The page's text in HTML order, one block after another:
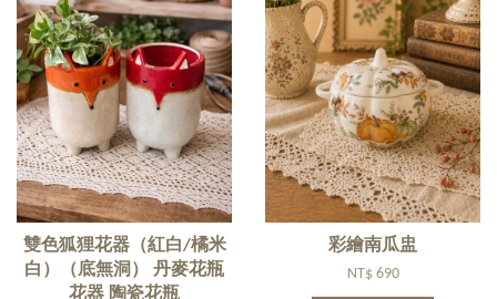
雙色狐狸花器（紅白/橘米
白）（底無洞） 丹麥花瓶
花器 陶瓷花瓶
彩繪南瓜盅
NT$ 690